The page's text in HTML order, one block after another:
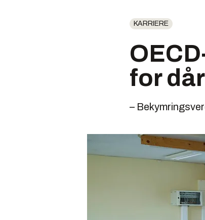
KARRIERE
for
–